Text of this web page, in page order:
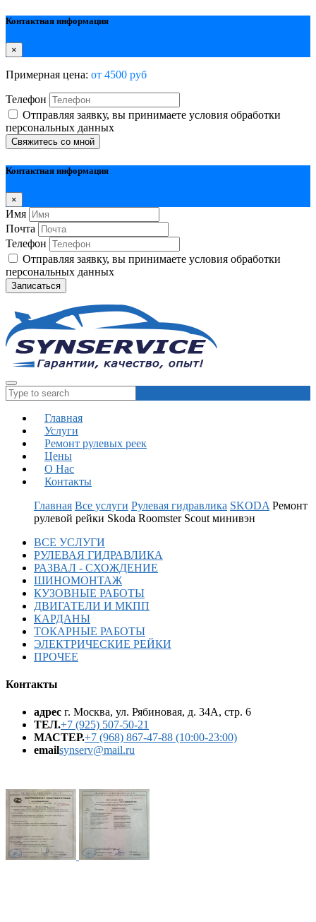
Контактная информация
×
Примерная цена: от 4500 руб
Телефон
Отправляя заявку, вы принимаете условия обработки
персональных данных
Свяжитесь со мной
Контактная информация
×
Имя
Почта
Телефон
Отправляя заявку, вы принимаете условия обработки
персональных данных
Записаться
Главная
Услуги
Ремонт рулевых реек
Цены
О Нас
Контакты
Главная Все услуги Рулевая гидравлика SKODA Ремонт
рулевой рейки Skoda Roomster Scout минивэн
ВСЕ УСЛУГИ
РУЛЕВАЯ ГИДРАВЛИКА
РАЗВАЛ - СХОЖДЕНИЕ
ШИНОМОНТАЖ
КУЗОВНЫЕ РАБОТЫ
ДВИГАТЕЛИ И МКПП
КАРДАНЫ
ТОКАРНЫЕ РАБОТЫ
ЭЛЕКТРИЧЕСКИЕ РЕЙКИ
ПРОЧЕЕ
Контакты
адрес г. Москва, ул. Рябиновая, д. 34А, стр. 6
ТЕЛ.+7 (925) 507-50-21
МАСТЕР.+7 (968) 867-47-88 (10:00-23:00)
emailsynserv@mail.ru